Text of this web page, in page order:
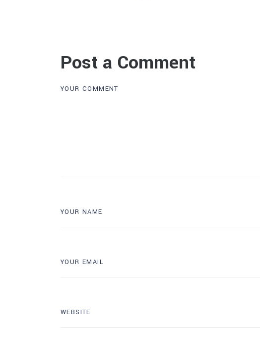
Post a Comment